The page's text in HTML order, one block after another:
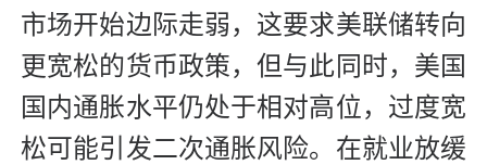
市场开始边际走弱，这要求美联储转向
更宽松的货币政策，但与此同时，美国
国内通胀水平仍处于相对高位，过度宽
松可能引发二次通胀风险。在就业放缓